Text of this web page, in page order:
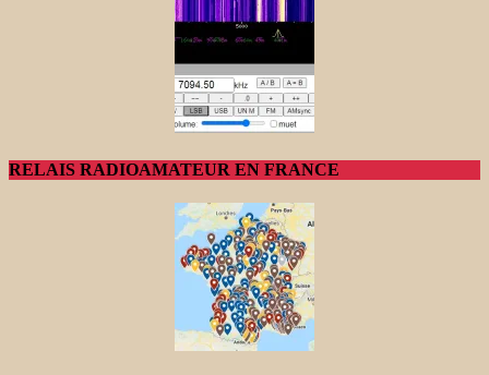
RELAIS RADIOAMATEUR EN FRANCE